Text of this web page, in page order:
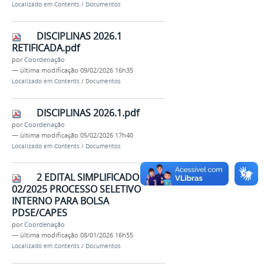
Localizado em Contents / Documentos
DISCIPLINAS 2026.1
RETIFICADA.pdf
porCoordenação
— última modificação 09/02/2026 16h35
Localizado em Contents / Documentos
DISCIPLINAS 2026.1.pdf
porCoordenação
— última modificação 05/02/2026 17h40
Localizado em Contents / Documentos
2 EDITAL SIMPLIFICADO Nº
02/2025 PROCESSO SELETIVO
INTERNO PARA BOLSA
PDSE/CAPES
porCoordenação
— última modificação 08/01/2026 16h55
Localizado em Contents / Documentos